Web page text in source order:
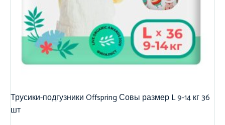
Трусики-подгузники Offspring Совы размер L 9-14 кг 36
шт